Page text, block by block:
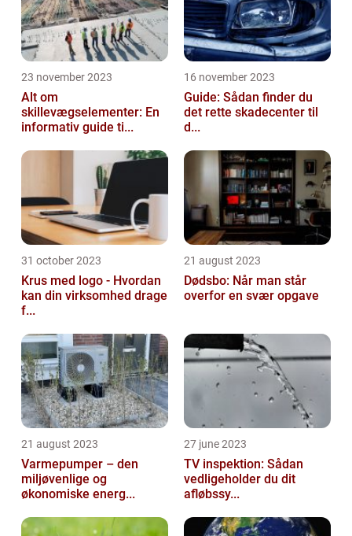
23 november 2023
Alt om
skillevægselementer: En
informativ guide ti...
16 november 2023
Guide: Sådan finder du
det rette skadecenter til
d...
31 october 2023
Krus med logo - Hvordan
kan din virksomhed drage
f...
21 august 2023
Dødsbo: Når man står
overfor en svær opgave
21 august 2023
Varmepumper – den
miljøvenlige og
økonomiske energ...
27 june 2023
TV inspektion: Sådan
vedligeholder du dit
afløbssy...